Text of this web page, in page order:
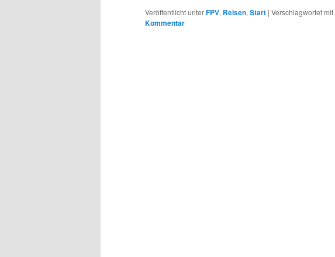
Veröffentlicht unterFPV, Reisen,Start | Verschlagwortet mit
Kommentar